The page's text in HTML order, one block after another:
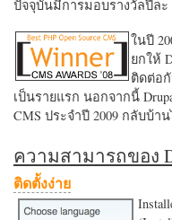
ปัจจุบันมีการมอบรางวัลปีละ
ในปี
ยกให้
ติดต่อ
เป็นรายแรก นอกจากนี้
CMS ประจำปี 2009 กลับบ้า
ความสามารถของ
ติดตั้งง่าย